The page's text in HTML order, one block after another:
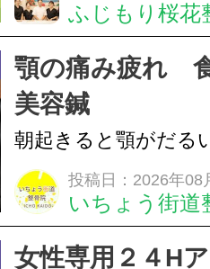
湿布は痛みを和らげ
すが、原因そのもの
いこともあります。
原因を確認し、お一
ふじもり桜花
顎の痛み疲れ
美容鍼
朝起きると顎がだる
ありませんか？無意
は、顎の痛みや疲れ
フェイスラインの張
投稿日：2026年08
いちょう街道
女性専用２４H